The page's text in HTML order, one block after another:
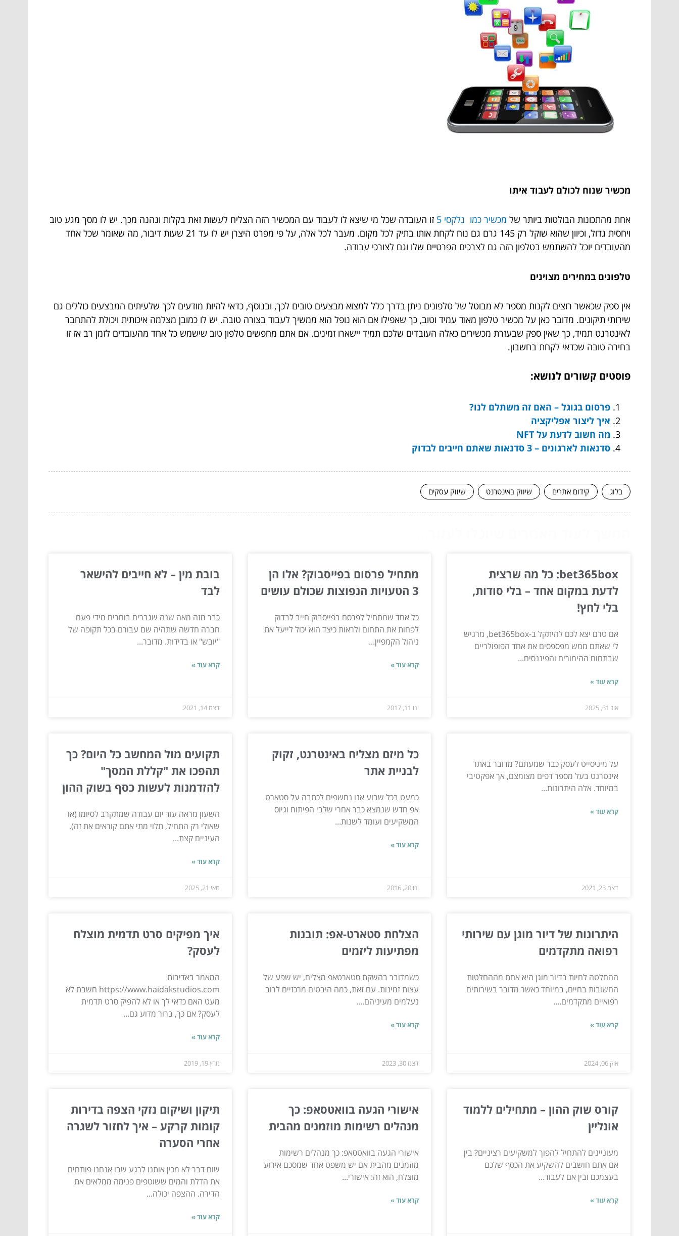
מכשיר שנוח לכולם לעבוד איתו
אחת מהתכונות הבולטות ביותר של מכשיר כמו גלקסי 5
זו העובדה שכל מי שיצא לו לעבוד עם המכשיר הזה הצליח לעשות זאת בקלות ונהנה מכך. יש לו מסך מגע טוב
ויחסית גדול, וכיוון שהוא שוקל רק 145 גרם גם נוח לקחת אותו בתיק לכל מקום. מעבר לכל אלה, על פי מפרט היצרן יש לו עד 21 שעות דיבור, מה שאומר שכל אחד
מהעובדים יוכל להשתמש בטלפון הזה גם לצרכים הפרטיים שלו וגם לצורכי עבודה.
טלפונים במחירים מצוינים
אין ספק שכאשר רוצים לקנות מספר לא מבוטל של טלפונים ניתן בדרך כלל למצוא מבצעים טובים לכך, ובנוסף, כדאי להיות מודעים לכך שלעיתים המבצעים כוללים גם
שירותי תיקונים. מדובר כאן על מכשיר טלפון מאוד עמיד וטוב, כך שאפילו אם הוא נופל הוא ממשיך לעבוד בצורה טובה. יש לו כמובן מצלמה איכותית ויכולת להתחבר
לאינטרנט תמיד, כך שאין ספק שבעזרת מכשירים כאלה העובדים שלכם תמיד יישארו זמינים. אם אתם מחפשים טלפון טוב שישמש כל אחד מהעובדים לזמן רב אז זו
בחירה טובה שכדאי לקחת בחשבון.
פוסטים קשורים לנושא:
פרסום בגוגל – האם זה משתלם לנו?
איך ליצור אפליקציה
מה חשוב לדעת על NFT
סדנאות לארגונים – 3 סדנאות שאתם חייבים לבדוק
בלוג קידום אתרים שיווק באינטרנט שיווק עסקים
bet365box: כל מה שרצית
לדעת במקום אחד – בלי סודות,
בלי לחץ!
אם טרם יצא לכם להיתקל ב-bet365box, מרגיש
לי שאתם ממש מפספסים את אחד הפופולריים
שבתחום ההימורים והפיננסים...
קרא עוד »
אוג 31, 2025
מתחיל פרסום בפייסבוק? אלו הן
3 הטעויות הנפוצות שכולם עושים
כל אחד שמתחיל לפרסם בפייסבוק חייב לבדוק
לפחות את התחום ולראות כיצד הוא יכול לייעל את
ניהול הקמפיין...
קרא עוד »
ינו 11, 2017
בובת מין – לא חייבים להישאר
לבד
כבר מזה מאה שנה שגברים בוחרים מידי פעם
חברה חדשה שתהיה שם עבורם בכל תקופה של
"יובש" או בדידות. מדובר...
קרא עוד »
דצמ 14, 2021
על מיניסייט לעסק כבר שמעתם? מדובר באתר
אינטרנט בעל מספר דפים מצומצם, אך אפקטיבי
במיוחד. אלה היתרונות...
קרא עוד »
דצמ 23, 2021
כל מיזם מצליח באינטרנט, זקוק
לבניית אתר
כמעט בכל שבוע אנו נחשפים לכתבה על סטארט
אפ חדש שנמצא כבר אחרי שלבי הפיתוח וגיוס
המשקיעים ועומד לשנות...
קרא עוד »
ינו 20, 2016
תקועים מול המחשב כל היום? כך
תהפכו את "קללת המסך"
להזדמנות לעשות כסף בשוק ההון
השעון מראה עוד יום עבודה שמתקרב לסיומו (או
שאולי רק התחיל, תלוי מתי אתם קוראים את זה).
העיניים קצת...
קרא עוד »
מאי 21, 2025
היתרונות של דיור מוגן עם שירותי
רפואה מתקדמים
ההחלטה לחיות בדיור מוגן היא אחת מההחלטות
החשובות בחיים, במיוחד כאשר מדובר בשירותים
רפואיים מתקדמים....
קרא עוד »
אוק 06, 2024
הצלחת סטארט-אפ: תובנות
מפתיעות ליזמים
כשמדובר בהשקת סטארטאפ מצליח, יש שפע של
עצות זמינות. עם זאת, כמה היבטים מרכזיים לרוב
נעלמים מעיניהם....
קרא עוד »
דצמ 30, 2023
איך מפיקים סרט תדמית מוצלח
לעסק?
המאמר באדיבות
https://www.haidakstudios.com חשבת לא
מעט האם כדאי לך או לא להפיק סרט תדמית
לעסק? אם כך, ברור מדוע גם...
קרא עוד »
מרץ 19, 2019
קורס שוק ההון – מתחילים ללמוד
אונליין
מעוניינים להתחיל להפוך למשקיעים רציניים? בין
אם אתם חושבים להשקיע את הכסף שלכם
בעצמכם ובין אם לעבוד...
קרא עוד »
אישורי הגעה בוואטסאפ: כך
מנהלים רשימות מוזמנים מהבית
אישורי הגעה בוואטסאפ: כך מנהלים רשימות
מוזמנים מהבית אם יש משפט אחד שמסכם אירוע
מוצלח, הוא זה: אישורי...
קרא עוד »
תיקון ושיקום נזקי הצפה בדירות
קומות קרקע – איך לחזור לשגרה
אחרי הסערה
שום דבר לא מכין אותנו לרגע שבו אנחנו פותחים
את הדלת והמים ששוטפים פנימה ממלאים את
הדירה. ההצפה יכולה...
קרא עוד »